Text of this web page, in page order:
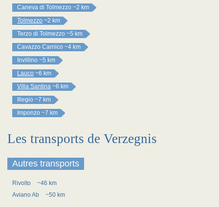
Caneva di Tolmezzo ~2 km
Tolmezzo ~2 km
Terzo di Tolmezzo ~5 km
Cavazzo Carnico ~4 km
Invillino ~5 km
Lauco ~6 km
Villa Santina ~6 km
Illegio ~7 km
Imponzo ~7 km
Les transports de Verzegnis
Autres transports
Rivolto
~46 km
Aviano Ab
~50 km